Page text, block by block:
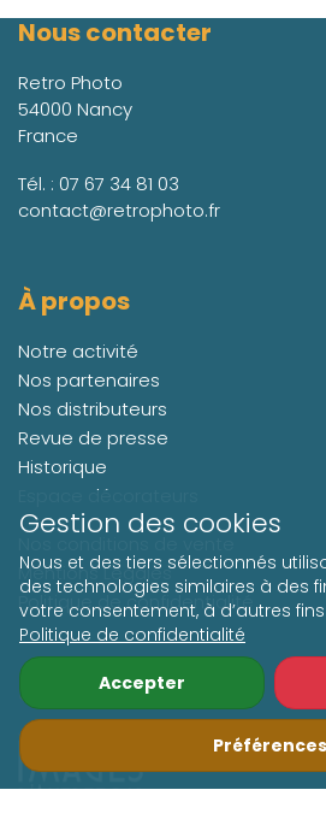
Gestion des cookies
Nous et des tiers sélectionnés
des technologies similaires à des
votre consentement, à d’autres
Politique de confidentialité
Accepter
Préférences
Nous contacter
Retro Photo
54000 Nancy
France
Tél. : 07 67 34 81 03
contact@retrophoto.fr
À propos
Notre activité
Nos partenaires
Nos distributeurs
Revue de presse
Historique
Espace décorateurs
Mentions Légales
Politique de confidentialité
Suivez-nous